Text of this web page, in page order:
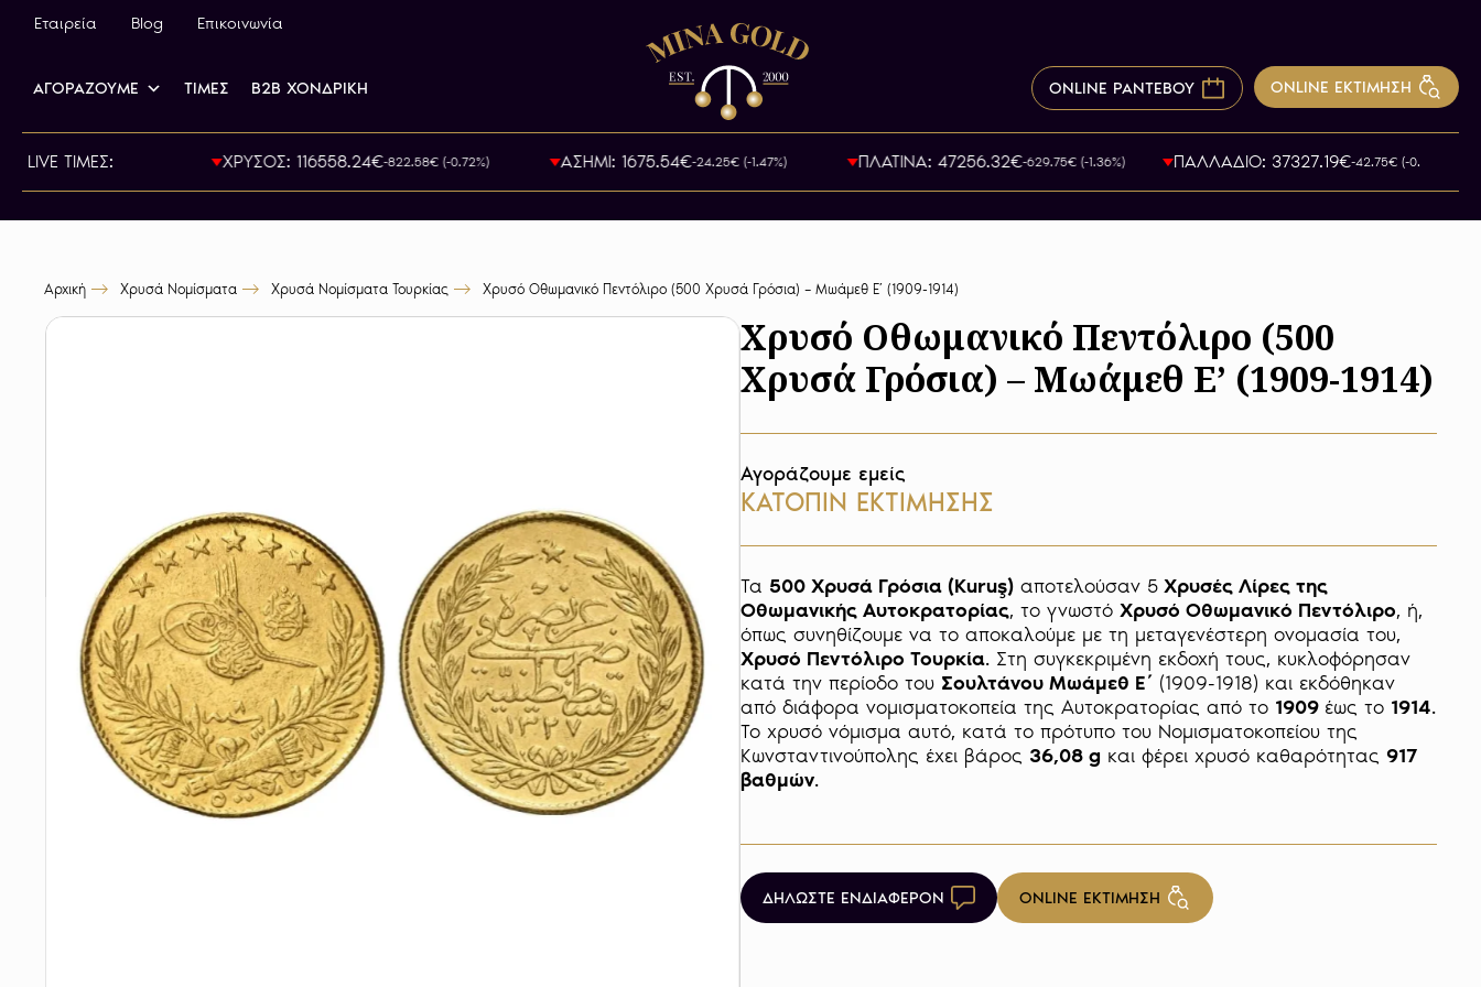
Εταιρεία Blog Επικοινωνία
ΑΓΟΡΑΖΟΥΜΕ ΤΙΜΕΣ B2B ΧΟΝΔΡΙΚΗ ONLINE ΡΑΝΤΕΒΟΥ ONLINE ΕΚΤΙΜΗΣΗ
LIVE ΤΙΜΕΣ:
800.00€ ΧΡΥΣΟΣ: 116558.24€-822.58€ (-0.72%) ΑΣΗΜΙ: 1675.54€-24.25€ (-1.47%) ΠΛΑΤΙΝΑ: 47256.32€-629.75€ (-1.36%) ΠΑΛΛΑΔΙΟ: 37327.19€-42.75€ (-0.12%)
Αρχική Χρυσά Νομίσματα Χρυσά Νομίσματα Τουρκίας Χρυσό Οθωμανικό Πεντόλιρο (500 Χρυσά Γρόσια) – Μωάμεθ Ε’ (1909-1914)
Χρυσό Οθωμανικό Πεντόλιρο (500
Χρυσά Γρόσια) – Μωάμεθ Ε’ (1909-1914)
Αγοράζουμε εμείς
ΚΑΤΟΠΙΝ ΕΚΤΙΜΗΣΗΣ
Τα 500 Χρυσά Γρόσια (Kuruş) αποτελούσαν 5 Χρυσές Λίρες της
Οθωμανικής Αυτοκρατορίας, το γνωστό Χρυσό Οθωμανικό Πεντόλιρο, ή,
Χρυσό Πεντόλιρο Τουρκία. Στη συγκεκριμένη εκδοχή τους, κυκλοφόρησαν
κατά την περίοδο του Σουλτάνου Μωάμεθ Ε΄ (1909-1918) και εκδόθηκαν
από διάφορα νομισματοκοπεία της Αυτοκρατορίας από το 1909 έως το 1914.
Το χρυσό νόμισμα αυτό, κατά το πρότυπο του Νομισματοκοπείου της
Κωνσταντινούπολης έχει βάρος 36,08 g και φέρει χρυσό καθαρότητας 917
βαθμών.
ΔΗΛΩΣΤΕ ΕΝΔΙΑΦΕΡΟΝ ONLINE ΕΚΤΙΜΗΣΗ